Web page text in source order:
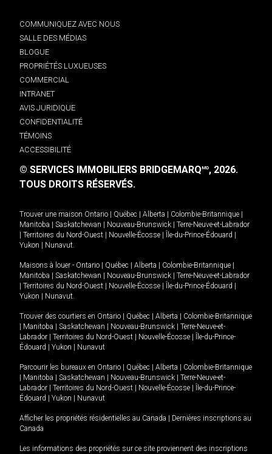
COMMUNIQUEZ AVEC NOUS
SALLE DES MÉDIAS
BLOGUE
PROPRIÉTÉS LUXUEUSES
COMMERCIAL
INTRANET
AVIS JURIDIQUE
CONFIDENTIALITÉ
TÉMOINS
ACCESSIBILITÉ
© SERVICES IMMOBILIERS BRIDGEMARQMD, 2026.
TOUS DROITS RÉSERVÉS.
Trouver une maison Ontario Québec Alberta Colombie-Britannique
Manitoba
Saskatchewan Nouveau-Brunswick
Terre-Neuve-et-Labrador
Territoires du Nord-Ouest Nouvelle-Écosse Île-du-Prince-Édouard
Yukon
Nunavut.
Maisons à louer - Ontario Québec Alberta Colombie-Britannique
Manitoba
Saskatchewan Nouveau-Brunswick
Terre-Neuve-et-Labrador
Territoires du Nord-Ouest Nouvelle-Écosse Île-du-Prince-Édouard
Yukon
Nunavut.
Trouver des courtiers en Ontario Québec Alberta
Colombie-Britannique
Manitoba Saskatchewan Nouveau-Brunswick
Terre-Neuve-et-
Labrador
Territoires du Nord-Ouest Nouvelle-Écosse
Île-du-Prince-
Édouard
Yukon Nunavut
Parcourir les bureaux en Ontario Québec Alberta
Colombie-Britannique
Manitoba Saskatchewan Nouveau-Brunswick
Terre-Neuve-et-
Labrador
Territoires du Nord-Ouest Nouvelle-Écosse
Île-du-Prince-
Édouard
Yukon Nunavut
Afficher les propriétés résidentielles au Canada
Dernières inscriptions au
Canada
Les informations des propriétés sur ce site proviennent des inscriptions